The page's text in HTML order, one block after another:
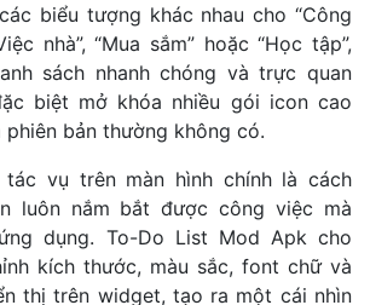
biểu tượng khác nhau cho “Công
nhà”, “Mua sắm” hoặc “Học tập”,
sách nhanh chóng và trực quan
biệt mở khóa nhiều gói icon cao
bản thường không có.
tác vụ trên màn hình chính là cách
luôn nắm bắt được công việc mà
dụng. To-Do List Mod Apk cho
kích thước, màu sắc, font chữ và
thị trên widget, tạo ra một cái nhìn